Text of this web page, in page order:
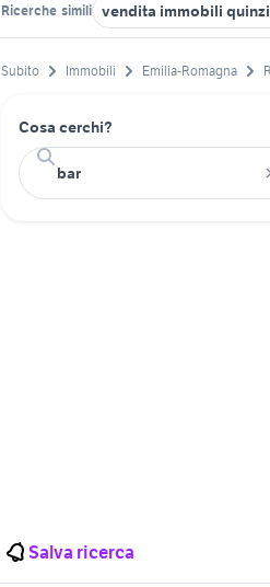
Ricerche simili vendita immobili
Subito Immobili Emilia-Romagna
Cosa cerchi?
Salva ricerca